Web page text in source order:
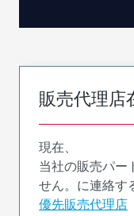
販売代理店
現在、
当社の販売パー
せん。に連絡す
優先販売代理店